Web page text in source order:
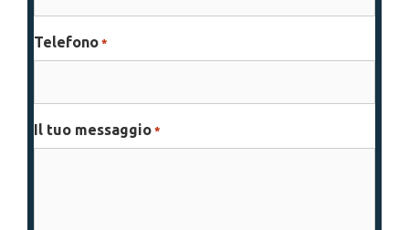
Telefono *
Il tuo messaggio *